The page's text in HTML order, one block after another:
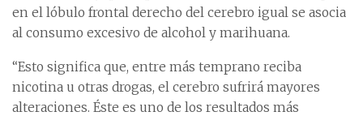
en el lóbulo frontal derecho del cerebro igual se asocia
al consumo excesivo de alcohol y marihuana.
“Esto significa que, entre más temprano reciba
nicotina u otras drogas, el cerebro sufrirá mayores
alteraciones. Éste es uno de los resultados más